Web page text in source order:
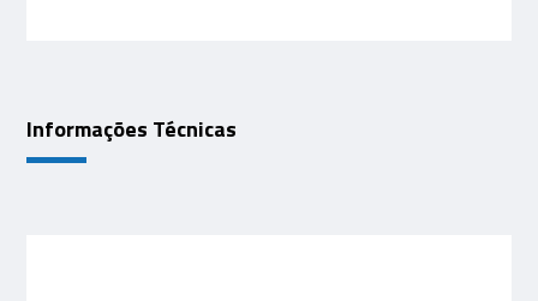
Informações Técnicas